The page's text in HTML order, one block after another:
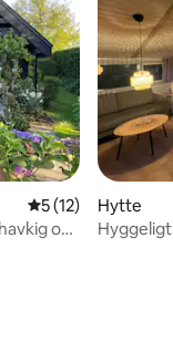
5 ud af 5 i
5 (12)
og
Hytte